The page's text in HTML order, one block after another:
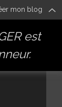
mon blog
est